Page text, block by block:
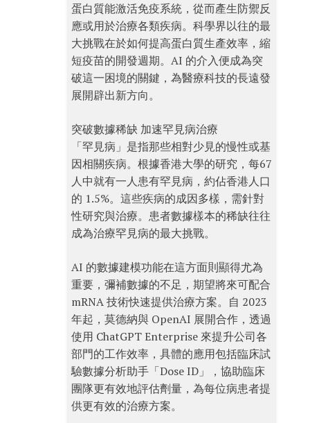
蛋白質能激活免疫系統，從而產生防禦反
應或用於治療各類疾病。科學界以往的最
大挑戰在於如何提高蛋白質生產效率，縮
短疫苗的開發週期。AI 的介入便成為突
破這一困境的關鍵，為醫療科技的長遠發
展開辟出新方向。
突破數據稀缺 加速罕見病治療
「罕見病」是指那些相對少見的慢性或基
因相關疾病。根據香港大學的研究，每67
人中就有一人患有罕見病，約佔香港人口
的 1.5%。這些疾病的成因多樣，需針對
性研究與治療。患者數據樣本的稀缺往往
成為治療罕見病的最大挑戰。
AI 的數據建模功能在這方面則顯得尤為
重要，彌補數據的不足，期望將來可配合
mRNA 技術快速提供治療方案。自 2023
年起，莫德納與 OpenAI 展開合作，透過
使用 ChatGPT Enterprise 來提升公司各
部門的工作效率，具體的應用包括臨床試
驗數據分析助手「Dose ID」，協助臨床
團隊更有效地評估劑量，為每位病患者提
供更有效的治療方案。